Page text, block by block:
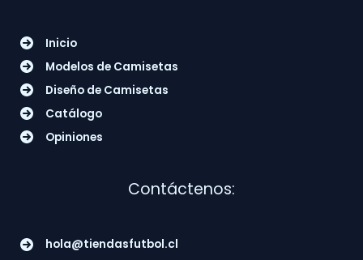
Inicio
Modelos de Camisetas
Diseño de Camisetas
Catálogo
Opiniones
Contáctenos:
hola@tiendasfutbol.cl